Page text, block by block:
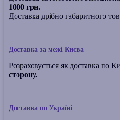
1000 грн.
Доставка дрібно габаритного
Доставка за межі Києва
Розраховується як доставка по
сторону.
Доставка по Україні